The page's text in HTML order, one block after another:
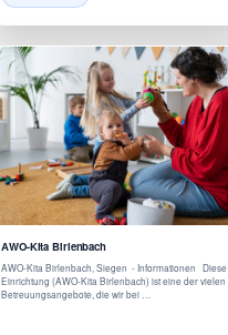
AWO-Kita Birlenbach
AWO-Kita Birlenbach, Siegen - Informationen Diese
Einrichtung (AWO-Kita Birlenbach) ist eine der vielen
Betreuungsangebote, die wir bei …